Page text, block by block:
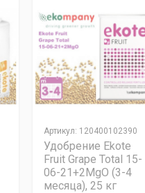
Артикул: 120400102390
Удобрение Ekote
Fruit Grape Total 15-
06-21+2MgO (3-4
месяца), 25 кг